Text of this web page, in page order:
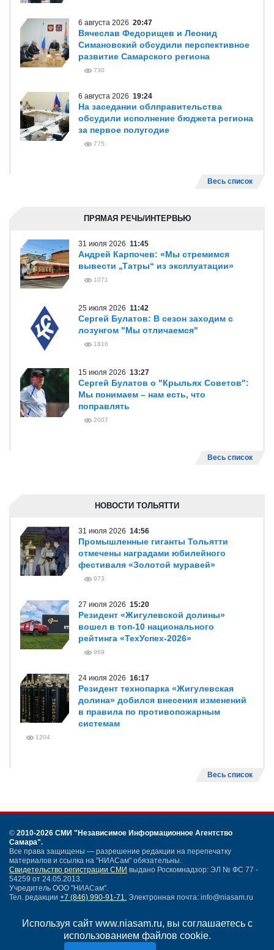
Используя сайт www.niasam.ru, вы соглашаетесь с
использованием файлов cookie.
6 августа 2026 20:47
Вячеслав Федорищев и Леонид
Симановский обсудили перспективное
развитие Самарского региона
730
6 августа 2026 19:24
На заседании облправительства
обсудили исполнение бюджета региона
за первое полугодие
775
Весь список
ПРЯМАЯ РЕЧЬ/ИНТЕРВЬЮ
31 июля 2026 11:45
Андрей Карпочев: «Мы стремимся
вывести „Татры“ из эксплуатации»
1071
25 июля 2026 11:42
Сергей Булатов: В сезон заходим с
лозунгом "Мы отличаемся"
1816
15 июля 2026 13:27
Сергей Булатов о "Крыльях Советов":
Мы понимаем – нам есть, что
поправлять
2007
Весь список
НОВОСТИ ТОЛЬЯТТИ
31 июля 2026 14:56
Промышленные гиганты Тольятти
отмечены наградами юбилейного
фестиваля «Золотой муравей»
973
27 июля 2026 15:20
Резидент «Жигулевской долины»
вошел в топ-10 национального
рейтинга «ТехУспех-2026»
969
24 июля 2026 16:17
Резидент технопарка «Жигулевская
долина» добился внесения изменений
в правила по противопожарным
системам
1204
Весь список
© 2010-2026 СМИ "Независимое Информационное Агентство
Самара".
Все права защищены — разрешение редакции на перепечатку
материалов и ссылка на "НИАСам" обязательны.
Свидетельство регистрации СМИ выдано Роскомнадзор: ЭЛ № ФС 77 -
54259 от 24.05.2013.
Учредитель ООО "НИАСам".
Тел. редакции +7 (846) 990-91-71. Электронная почта: info@niasam.ru
Карта сайта
Нашли ошибку?